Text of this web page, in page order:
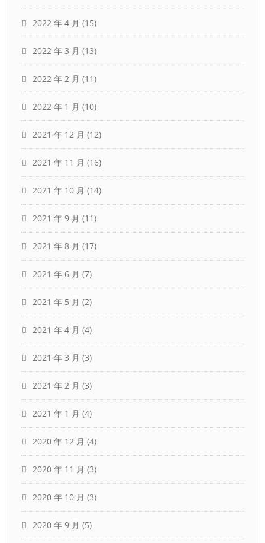
2022 年 4 月 (15)
2022 年 3 月 (13)
2022 年 2 月 (11)
2022 年 1 月 (10)
2021 年 12 月 (12)
2021 年 11 月 (16)
2021 年 10 月 (14)
2021 年 9 月 (11)
2021 年 8 月 (17)
2021 年 6 月 (7)
2021 年 5 月 (2)
2021 年 4 月 (4)
2021 年 3 月 (3)
2021 年 2 月 (3)
2021 年 1 月 (4)
2020 年 12 月 (4)
2020 年 11 月 (3)
2020 年 10 月 (3)
2020 年 9 月 (5)